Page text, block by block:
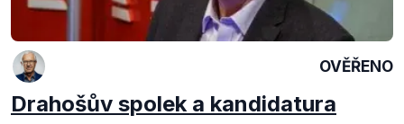
OVĚŘENO
Drahošův spolek a kandidatura